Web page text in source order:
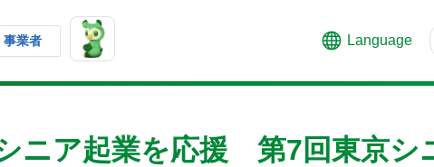
事業者 Language
ニア起業を応援 第7回東京シ